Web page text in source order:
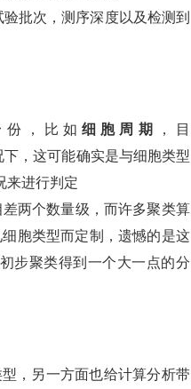
批次，测序深度以及检测到
份，比如细胞周期 ，目
，这可能确实是与细胞类型
来进行判定
两个数量级，而许多聚类算
胞类型而定制，遗憾的是这
步聚类得到一个大一点的分
，另一方面也给计算分析带